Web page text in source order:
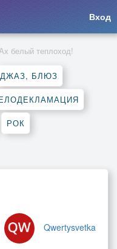
Вход
белый теплоход!
ДЖАЗ, БЛЮЗ
РОК
Qwertysvetka